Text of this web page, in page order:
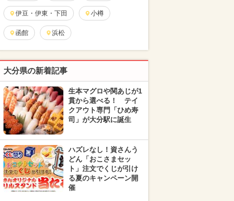
伊豆・伊東・下田 小樽
函館 浜松
大分県の新着記事
生本マグロや関あじが1
貫から選べる！ テイ
クアウト専門「ひめ寿
司」が大分駅に誕生
ハズレなし！資さんう
どん「おこさまセッ
ト」注文でくじが引け
る夏のキャンペーン開
催